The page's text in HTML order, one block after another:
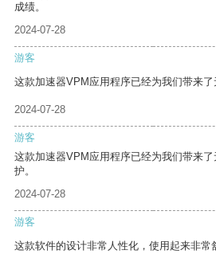
成绩。
2024-07-28
游客
这款加速器VPM应用程序已经为我们带来了
2024-07-28
游客
这款加速器VPM应用程序已经为我们带来
护。
2024-07-28
游客
这款软件的设计非常人性化，使用起来非常